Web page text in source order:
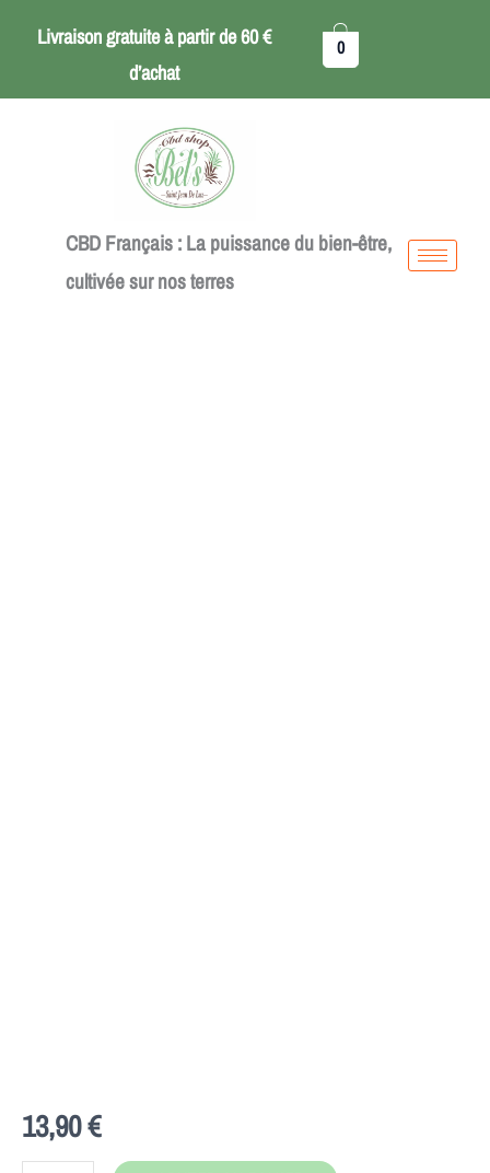
Livraison gratuite à partir de 60 €
d’achat
0
CBD Français : La puissance du bien-être,
cultivée sur nos terres
13,90€
Bonbons
10mg